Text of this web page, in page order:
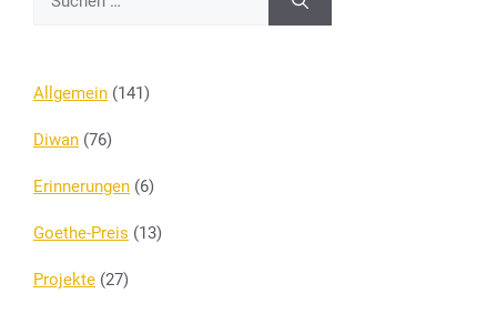
nach:
Allgemein (141)
Diwan (76)
Erinnerungen (6)
Goethe-Preis (13)
Projekte (27)